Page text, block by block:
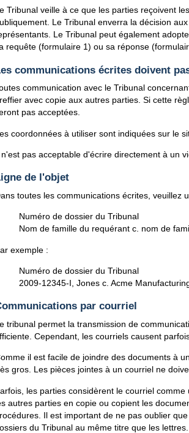
Tribunal veille à ce que les parties reçoivent
Le Tribunal enverra la décision
Le Tribunal peut également
requête (formulaire 1) ou sa réponse
communications écrites doivent
communication avec le Tribunal
avec copie aux autres parties. Si cette
pas acceptées.
coordonnées à utiliser sont indiquées sur le
n'est pas acceptable d'écrire directement à un
de l'objet
toutes les communications écrites, veuillez
Numéro de dossier du Tribunal
Nom de famille du requérant c. nom de
exemple :
Numéro de dossier du Tribunal
2009-12345-I, Jones c. Acme
par courriel
tribunal permet la transmission de
Cependant, les courriels causent
il est facile de joindre des documents à
gros. Les pièces jointes à un courriel ne
les parties considèrent le courriel
autres parties en copie ou copient les
Il est important de ne pas oublier
du Tribunal au même titre que les lettres.